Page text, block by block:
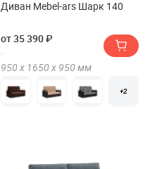
Диван Mebel-ars Шарк 140
от 35 390 ₽
950 х 1650 х 950 мм
+2